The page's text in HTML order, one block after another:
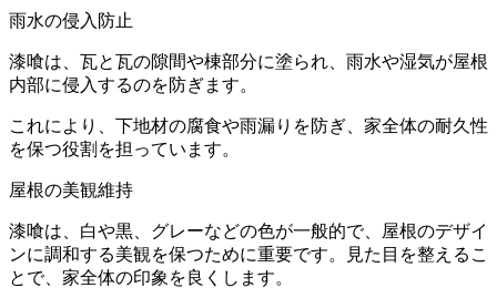
雨水の侵入防止
漆喰は、瓦と瓦の隙間や棟部分に塗られ、雨水や湿気が屋根
内部に侵入するのを防ぎます。
これにより、下地材の腐食や雨漏りを防ぎ、家全体の耐久性
を保つ役割を担っています。
屋根の美観維持
漆喰は、白や黒、グレーなどの色が一般的で、屋根のデザイ
ンに調和する美観を保つために重要です。見た目を整えるこ
とで、家全体の印象を良くします。